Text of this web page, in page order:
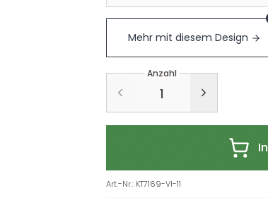
Mehr mit diesem Design
Anzahl
Art.-Nr.: KT7169-VI-11